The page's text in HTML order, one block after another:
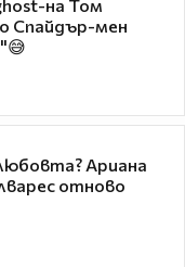
на Том
Спайдър-мен
Ариана
отново